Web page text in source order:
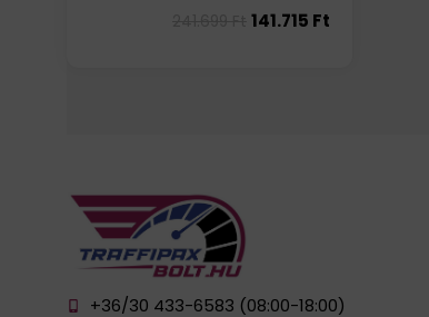
141.715 Ft
+36/30 433-6583 (08:00-18:00)